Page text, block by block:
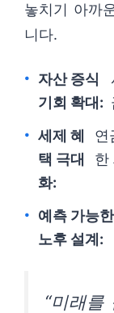
놓치기 아까
니다.
자산 증식
기회 확대:
세제 혜
택 극대
화:
연
한
예측 가능한
노후 설계:
“미래